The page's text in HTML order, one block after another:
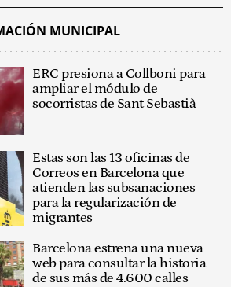
MUNICIPAL
ERC presiona a Collboni para
ampliar el módulo de
socorristas de Sant Sebastià
Estas son las 13 oficinas de
Correos en Barcelona que
atienden las subsanaciones
para la regularización de
migrantes
Barcelona estrena una nueva
web para consultar la historia
de sus más de 4.600 calles